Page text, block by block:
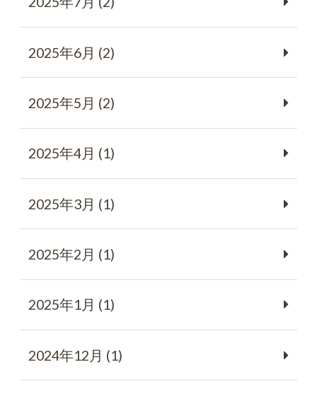
2025年6月 (2)
2025年5月 (2)
2025年4月 (1)
2025年3月 (1)
2025年2月 (1)
2025年1月 (1)
2024年12月 (1)